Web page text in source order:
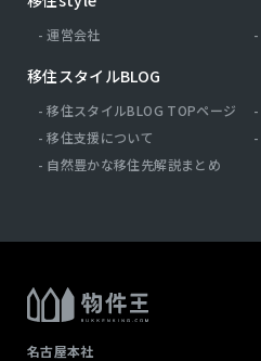
運営会社
移住スタイルBLOG
移住スタイルBLOG TOPページ
移住支援について
自然豊かな移住先解説まとめ
名古屋本社